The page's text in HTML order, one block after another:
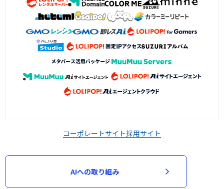
コーポレートサイト採用サイト
AIへの取り組み